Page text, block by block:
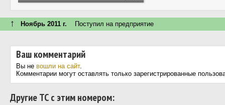
↑ Ноябрь 2011 г. Поступил на предприятие
Ваш комментарий
Вы не вошли на сайт.
Комментарии могут оставлять только зарегистрированные
Другие ТС с этим номером: